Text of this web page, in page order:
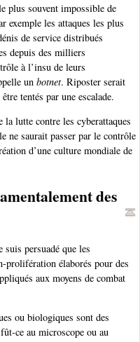
plus souvent impossible de
exemple les attaques les plus
de service distribués
depuis des milliers
à l’insu de leurs
un botnet. Riposter serait
tentés par une escalade.
lutte contre les cyberattaques
ne saurait passer par le contrôle
d’une culture mondiale de
des
persuadé que les
prolifération élaborés pour des
aux moyens de combat
ou biologiques sont des
ce au microscope ou au